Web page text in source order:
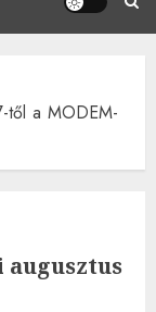
től a MODEM-